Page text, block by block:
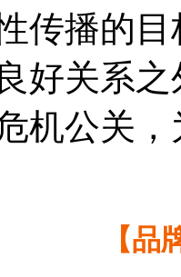
传播的
好关系
机公关
【品